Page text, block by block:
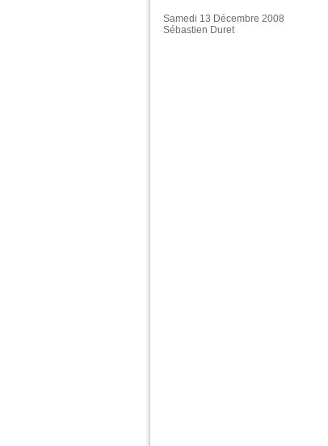
Samedi 13 Décembre 2008
Sébastien Duret